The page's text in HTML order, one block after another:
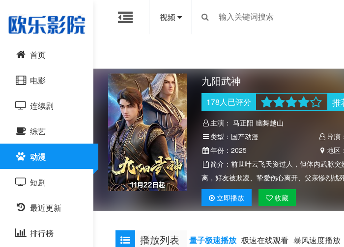
视频
首页
电影
动作片
喜剧片
爱情片
科幻片
恐怖片
剧情片
连续剧
国产剧
港台剧
日韩剧
欧美剧
泰国剧
综艺
大陆综艺
日韩综艺
港台综艺
欧美综艺
动漫
短剧
最近更新
排行榜
九阳武神
178人已评分 推
主演： 马正阳 幽舞越山
类型： 国产动漫 导演
年份： 2025 地区：
简介： 前世叶云飞天资过人，但体内武脉
离，好友被欺凌、挚爱伤心离开、父亲惨烈战
立即播放 收藏
播放列表 量子极速播放 极速在线观看 暴风速度播放